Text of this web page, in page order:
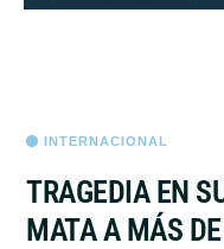
INTERNACIONAL
TRAGEDIA EN
MATA A MÁS